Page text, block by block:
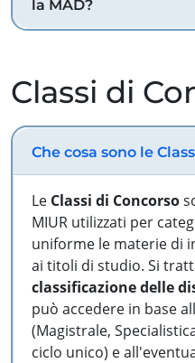
la MAD?
Classi di
Che cosa sono le
Le Classi di Concorso
MIUR utilizzati per
uniforme le materie di
ai titoli di studio. Si
classificazione delle
può accedere in base
(Magistrale,
ciclo unico) e